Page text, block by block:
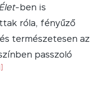
-ben is
róla, fényűző
természetesen az
passzoló